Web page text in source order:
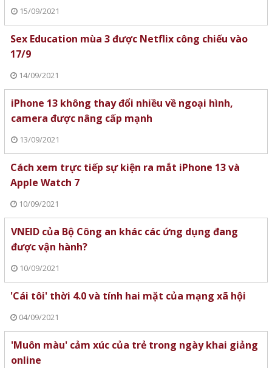
15/09/2021
Sex Education mùa 3 được Netflix công chiếu vào
17/9
14/09/2021
iPhone 13 không thay đổi nhiều về ngoại hình,
camera được nâng cấp mạnh
13/09/2021
Cách xem trực tiếp sự kiện ra mắt iPhone 13 và
Apple Watch 7
10/09/2021
VNEID của Bộ Công an khác các ứng dụng đang
được vận hành?
10/09/2021
'Cái tôi' thời 4.0 và tính hai mặt của mạng xã hội
04/09/2021
'Muôn màu' cảm xúc của trẻ trong ngày khai giảng
online